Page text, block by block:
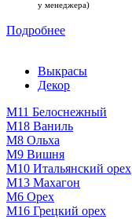
у менеджера)
Подробнее
Выкрасы
Декор
М11 Белоснежный
М18 Ваниль
M8 Ольха
М9 Вишня
М10 Итальянский орех
М13 Махагон
М6 Орех
М16 Грецкий орех